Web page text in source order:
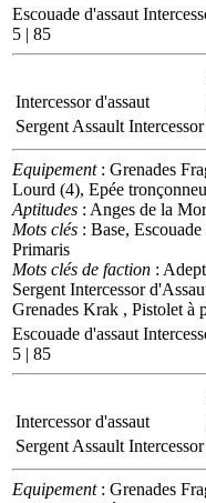
Escouade d'assaut
5 | 85
Intercessor d'assaut
Sergent Assault Intercessor
Equipement: Grenades
Lourd (4), Epée
Aptitudes : Anges de la
Mots clés : Base,
Primaris
Mots clés de faction :
Sergent Intercessor
Grenades Krak , Pistolet à
Escouade d'assaut
5 | 85
Intercessor d'assaut
Sergent Assault Intercessor
Equipement: Grenades